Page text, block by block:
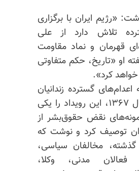
«رژیم ایران با برگزاری
تلاش دارد از علی
قهرمان و نماد مقاومت
او «تاریخ، حکم متفاوتی
خواهد کرد».
اعدام‌های گسترده زندانیان
سیاسی در سال ۱۳۶۷، این رویداد را یکی
نقض حقوق‌بشر از
توصیف کرد و نوشت که
مخالفان سیاسی،
فعالان مدنی، وکلا،